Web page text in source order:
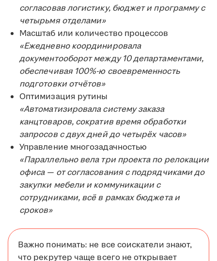
согласовав логистику, бюджет и программу с
четырьмя отделами»
Масштаб или количество процессов
«Ежедневно координировала
документооборот между 10 департаментами,
обеспечивая 100%-ю своевременность
подготовки отчётов»
Оптимизация рутины
«Автоматизировала систему заказа
канцтоваров, сократив время обработки
запросов с двух дней до четырёх часов»
Управление многозадачностью
«Параллельно вела три проекта по релокации
офиса — от согласования с подрядчиками до
закупки мебели и коммуникации с
сотрудниками, всё в рамках бюджета и
сроков»
Важно понимать: не все соискатели знают,
что рекрутер чаще всего не открывает